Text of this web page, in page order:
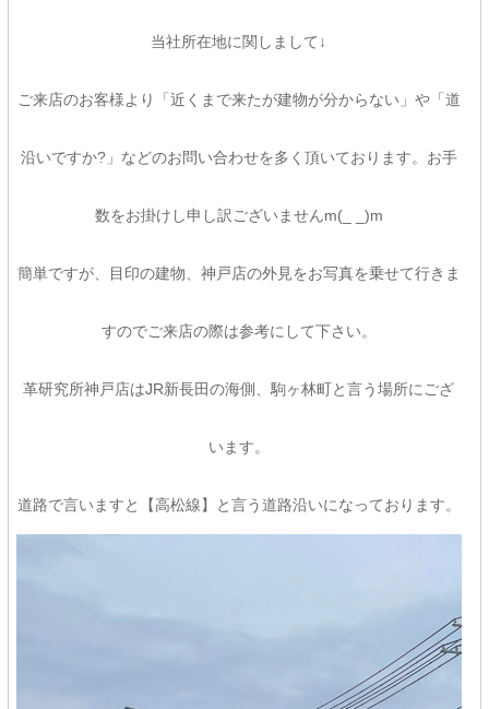
当社所在地に関しまして↓
ご来店のお客様より「近くまで来たが建物が分からない」や「道
沿いですか?」などのお問い合わせを多く頂いております。お手
数をお掛けし申し訳ございませんm(_ _)m
簡単ですが、目印の建物、神戸店の外見をお写真を乗せて行きま
すのでご来店の際は参考にして下さい。
革研究所神戸店はJR新長田の海側、駒ヶ林町と言う場所にござ
います。
道路で言いますと【高松線】と言う道路沿いになっております。